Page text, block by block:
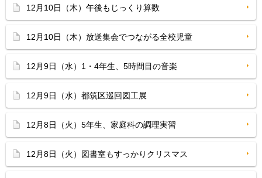
12月10日（木）午後もじっくり算数
12月10日（木）放送集会でつながる全校児童
12月9日（水）1・4年生、5時間目の音楽
12月9日（水）都筑区巡回図工展
12月8日（火）5年生、家庭科の調理実習
12月8日（火）図書室もすっかりクリスマス